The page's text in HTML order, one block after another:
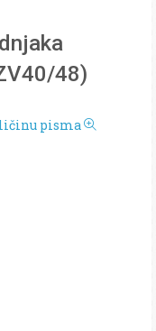
48)
pisma